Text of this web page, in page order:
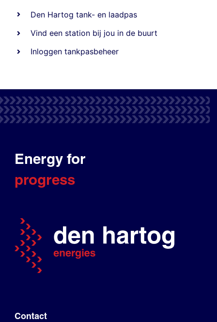
Den Hartog tank- en laadpas
Vind een station bij jou in de buurt
Inloggen tankpasbeheer
Energy for
progress
Contact